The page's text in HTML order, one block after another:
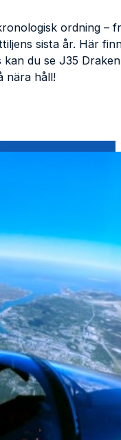
ordning –
sista år. Här
kan du se J35
nära håll!